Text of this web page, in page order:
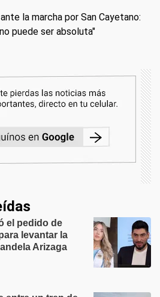
la marcha por San Cayetano:
puede ser absoluta"
el pedido de
levantar la
Arizaga